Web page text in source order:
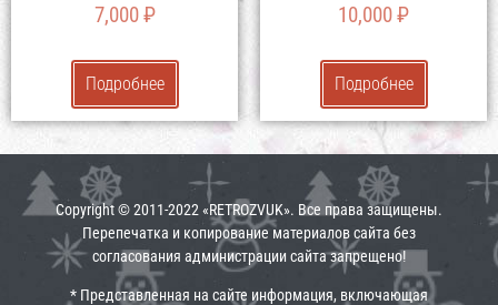
7,000₽
Подробнее
10,000₽
Подробнее
Copyright © 2011-2022 «RETROZVUK». Все права защищены.
Перепечатка и копирование материалов сайта без
согласования администрации сайта запрещено!
* Представленная на сайте информация, включающая